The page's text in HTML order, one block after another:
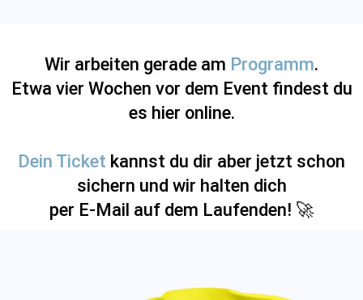
Wir arbeiten gerade am Programm.
Etwa vier Wochen vor dem Event findest du
es hier online.
Dein Ticket kannst du dir aber jetzt schon
sichern und wir halten dich
per E-Mail auf dem Laufenden! 🚀